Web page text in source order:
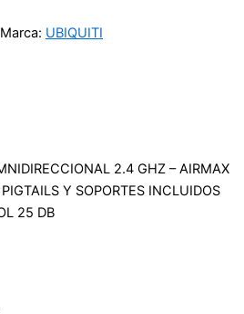
Marca: UBIQUITI
2.4 GHZ – AIRMAX
Y SOPORTES INCLUIDOS
25 DB